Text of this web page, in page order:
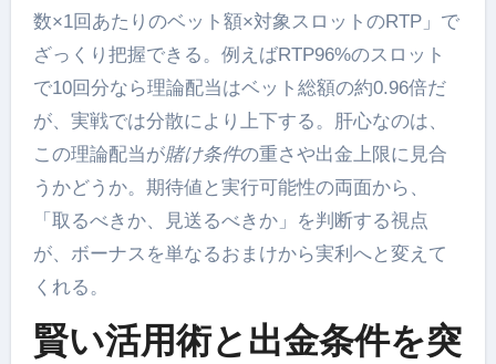
数×1回あたりのベット額×対象スロットのRTP」で
ざっくり把握できる。例えばRTP96%のスロット
で10回分なら理論配当はベット総額の約0.96倍だ
が、実戦では分散により上下する。肝心なのは、
この理論配当が賭け条件の重さや出金上限に見合
うかどうか。期待値と実行可能性の両面から、
「取るべきか、見送るべきか」を判断する視点
が、ボーナスを単なるおまけから実利へと変えて
くれる。
賢い活用術と出金条件を突